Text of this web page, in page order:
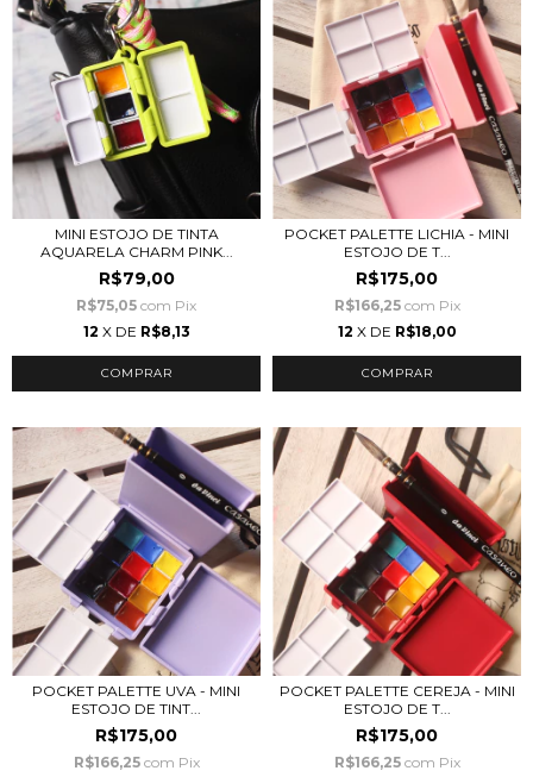
MINI ESTOJO DE TINTA
AQUARELA CHARM PINK...
R$79,00
R$75,05 com Pix
12 X DE R$8,13
POCKET PALETTE LICHIA - MINI
ESTOJO DE T...
R$175,00
R$166,25 com Pix
12 X DE R$18,00
POCKET PALETTE UVA - MINI
ESTOJO DE TINT...
R$175,00
R$166,25 com Pix
POCKET PALETTE CEREJA - MINI
ESTOJO DE T...
R$175,00
R$166,25 com Pix